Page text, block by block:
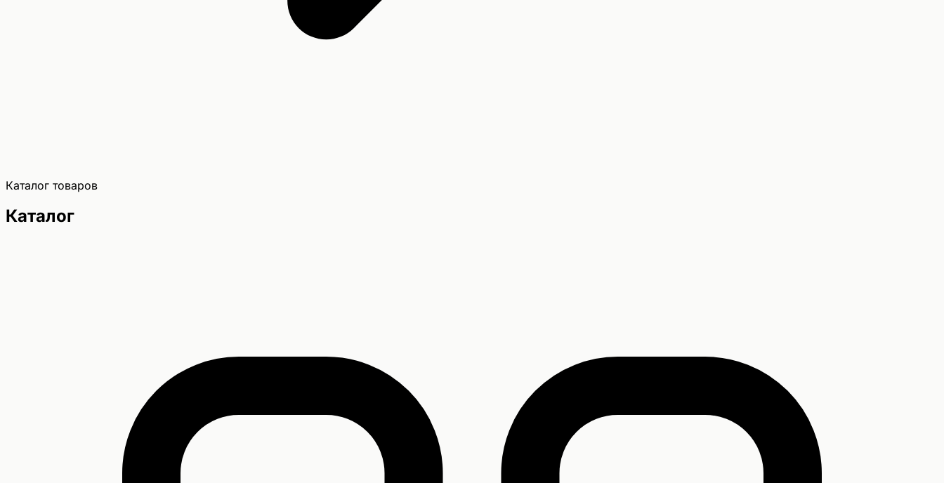
Каталог товаров
Каталог